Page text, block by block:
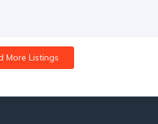
More Listings